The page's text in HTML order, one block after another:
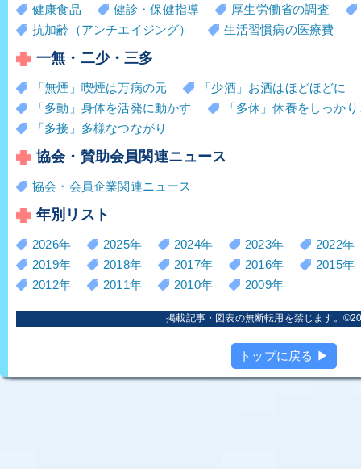
健康食品
健診・保健指導
厚生労働省の調査
抗加齢（アンチエイジング）
生活習慣病の医療費
一無・二少・三多
「無煙」喫煙は万病の元
「少酒」お酒はほどほどに
「多動」身体を活発に動かす
「多休」休養をしっか
「多接」多様なつながり
協会・賛助会員関連ニュース
協会・会員企業関連ニュース
年別リスト
2026年 2025年 2024年 2023年
2022年
2019年
2018年 2017年 2016年
2015年
2012年
2011年 2010年 2009年
掲載記事・図表の無断転用を禁じます。
トップに戻る ▶